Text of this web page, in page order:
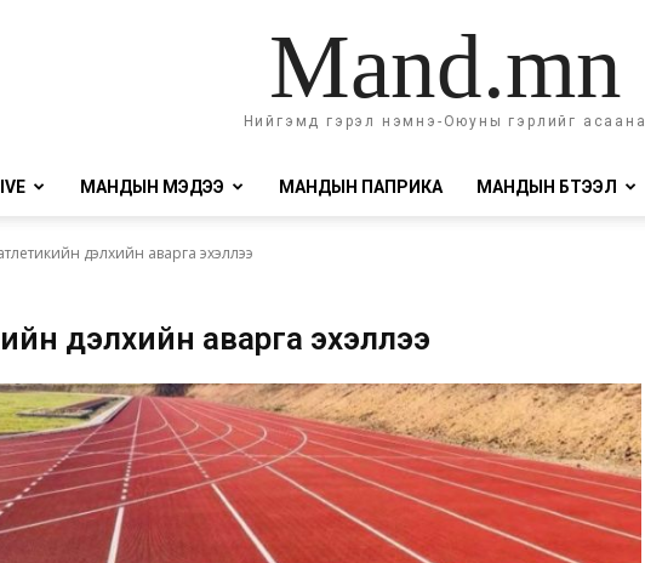
Mand.mn
Нийгэмд гэрэл нэмнэ-Оюуны гэрлийг асаана
МАНДЫН МЭДЭЭ МАНДЫН ПАПРИКА МАНДЫН БҮТЭЭЛ
дэлхийн аварга эхэллээ
дэлхийн аварга эхэллээ